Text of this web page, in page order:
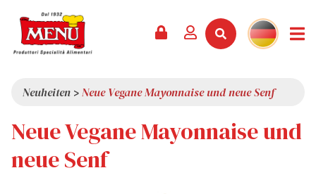
KATALOG
NEUHEITEN
PRESSESCHAU
ÜBER UNS
WERTE
INTERESSANTES
Neuheiten >Neue Vegane Mayonnaise und neue Senf
Neue Vegane Mayonnaise und
neue Senf